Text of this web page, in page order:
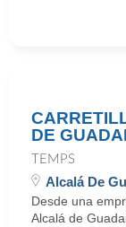
DE
TEMPS
Alcalá De
Desde una
Alcalá de